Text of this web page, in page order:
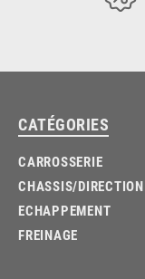
CATÉGORIES
CARROSSERIE
CHASSIS/DIRECTION
ECHAPPEMENT
FREINAGE